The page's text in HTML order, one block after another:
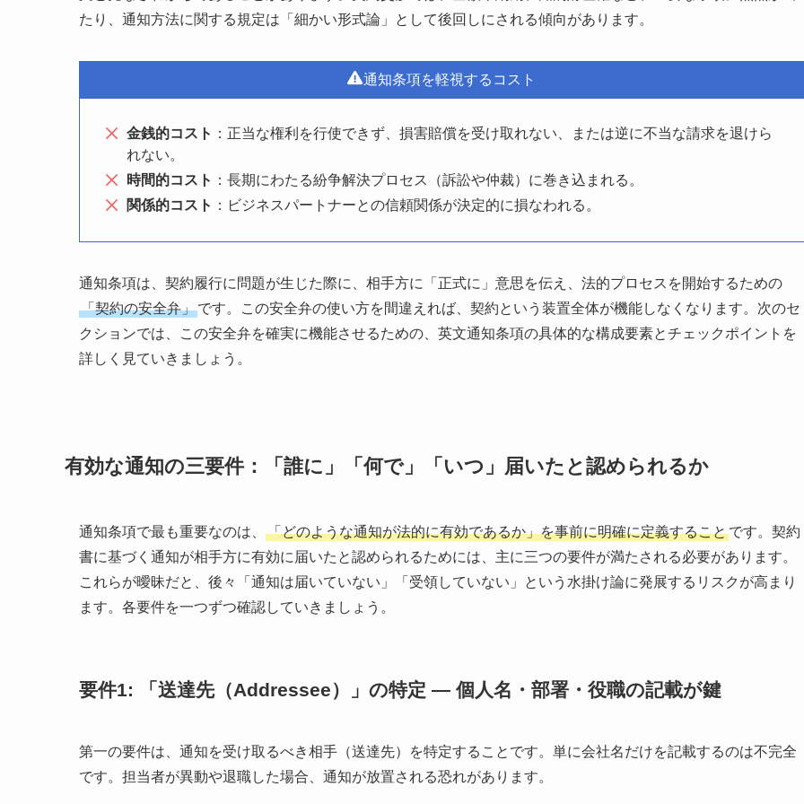
たり、通知方法に関する規定は「細かい形式論」として後回しにされる傾向があります。
通知条項を軽視するコスト
金銭的コスト ：正当な権利を行使できず、損害賠償を受け取れない、または逆に不当な請求を退けら
れない。
時間的コスト ：長期にわたる紛争解決プロセス（訴訟や仲裁）に巻き込まれる。
関係的コスト ：ビジネスパートナーとの信頼関係が決定的に損なわれる。
通知条項は、契約履行に問題が生じた際に、相手方に「正式に」意思を伝え、法的プロセスを開始するための
「契約の安全弁」です。この安全弁の使い方を間違えれば、契約という装置全体が機能しなくなります。次のセ
クションでは、この安全弁を確実に機能させるための、英文通知条項の具体的な構成要素とチェックポイントを
詳しく見ていきましょう。
有効な通知の三要件：「誰に」「何で」「いつ」届いたと認められるか
通知条項で最も重要なのは、 「どのような通知が法的に有効であるか」を事前に明確に定義することです。契約
書に基づく通知が相手方に有効に届いたと認められるためには、主に三つの要件が満たされる必要があります。
これらが曖昧だと、後々「通知は届いていない」「受領していない」という水掛け論に発展するリスクが高まり
ます。各要件を一つずつ確認していきましょう。
要件1: 「送達先（Addressee）」の特定 ― 個人名・部署・役職の記載が鍵
第一の要件は、通知を受け取るべき相手（送達先）を特定することです。単に会社名だけを記載するのは不完全
です。担当者が異動や退職した場合、通知が放置される恐れがあります。